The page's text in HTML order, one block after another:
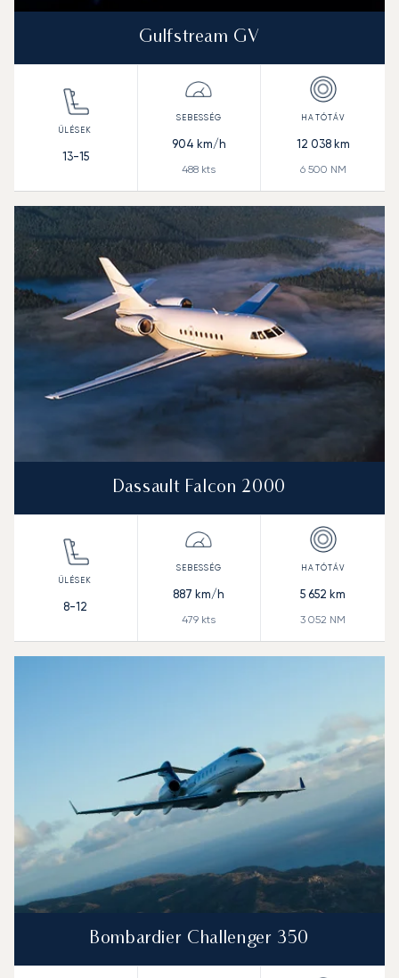
Gulfstream GV
13-15
904 km/h
488 kts
12 038km
6 500 NM
Dassault Falcon 2000
8-12
887 km/h
479 kts
5 652 km
3 052 NM
Bombardier Challenger 350